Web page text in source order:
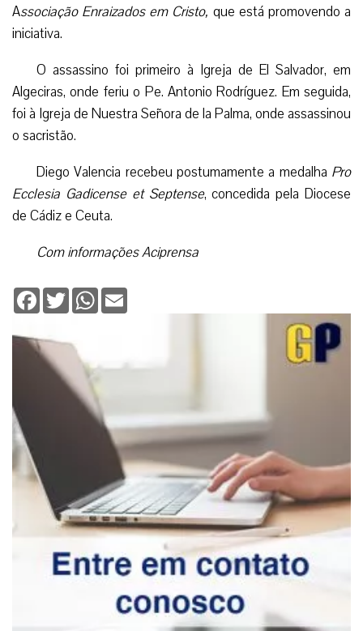
Associação Enraizados em Cristo, que está promovendo a
iniciativa.
O assassino foi primeiro à Igreja de El Salvador, em
Algeciras, onde feriu o Pe. Antonio Rodríguez. Em seguida,
foi à Igreja de Nuestra Señora de la Palma, onde assassinou
o sacristão.
Diego Valencia recebeu postumamente a medalha Pro
Ecclesia Gadicense et Septense, concedida pela Diocese
de Cádiz e Ceuta.
Com informações Aciprensa
Facebook
TwitterWhatsApp